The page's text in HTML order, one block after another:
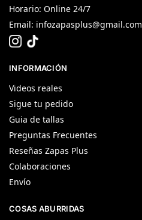
Horario: Online 24/7
Email: infozapasplus@gmail.com
INFORMACIÓN
Videos reales
Sigue tu pedido
Guia de tallas
Preguntas Frecuentes
Reseñas Zapas Plus
Colaboraciones
Envío
COSAS ABURRIDAS